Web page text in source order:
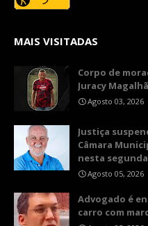
MAIS VISITADAS
Corpo de
Juracy
Agosto 03, 2026
​Justiça
Câmara
nesta
Agosto 05, 2026
Advogado é
carro com